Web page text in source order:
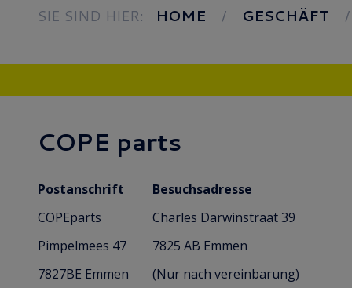
SIE SIND HIER: HOME GESCHÄFT
COPE parts
Postanschrift
Besuchsadresse
COPEparts
Charles Darwinstraat 39
Pimpelmees 47
7825 AB Emmen
7827BE Emmen
(Nur nach vereinbarung)